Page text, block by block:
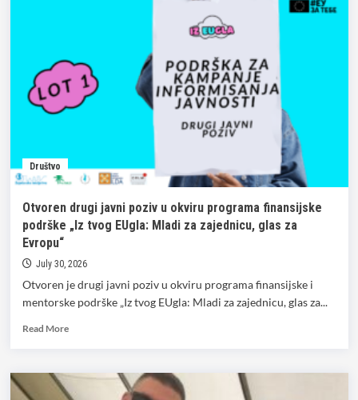
a
i
Damjan
Stevkić:
putu
opozicionog
Društvo
Otvoren drugi javni poziv u okviru programa finansijske
podrške „Iz tvog EUgla: Mladi za zajednicu, glas za
Evropu“
July 30, 2026
Otvoren je drugi javni poziv u okviru programa finansijske i
mentorske podrške „Iz tvog EUgla: Mladi za zajednicu, glas za...
Read MoreRead
Otvoren